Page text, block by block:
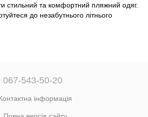
стильний та комфортний пляжний одяг.
до незабутнього літнього
067-543-50-20
інформація